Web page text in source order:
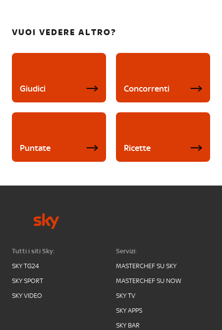
VUOI VEDERE ALTRO?
Giudici Concorrenti
Puntate Ricette
Tutti i siti Sky:
SKY TG24
SKY SPORT
SKY VIDEO
Servizi:
MASTERCHEF SU SKY
MASTERCHEF SU NOW
SKY TV
SKY APPS
SKY BAR